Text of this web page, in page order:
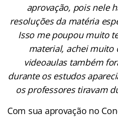
aprovação, pois nele
resoluções da matéria
Isso me poupou muito
material, achei muito
videoaulas também
durante os estudos
os professores tiravam
Com sua aprovação no